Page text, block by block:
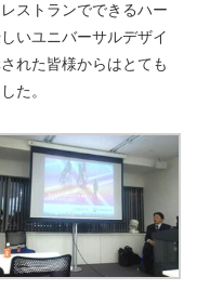
ストランでできるハー
いユニバーサルデザイ
れた皆様からはとても
た。